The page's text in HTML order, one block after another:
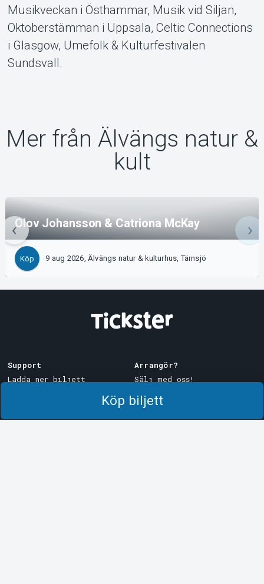
Köp biljett
Musikveckan i Östhammar, Musik vid Siljan,
Oktoberstämman i Uppsala, Celtic Connections
i Glasgow, Umefolk & Kulturfestivalen
Sundsvall.
Mer från Älvängs natur &
kult
Olov Johansson & Catriona McKay
Köp 9 aug 2026, Älvängs natur & kulturhus, Tärnsjö
Support
Ladda ner biljett
Arrangör?
Sälj med oss!
Logga in i Manager